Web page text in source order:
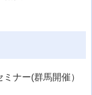
ナー(群馬開催）